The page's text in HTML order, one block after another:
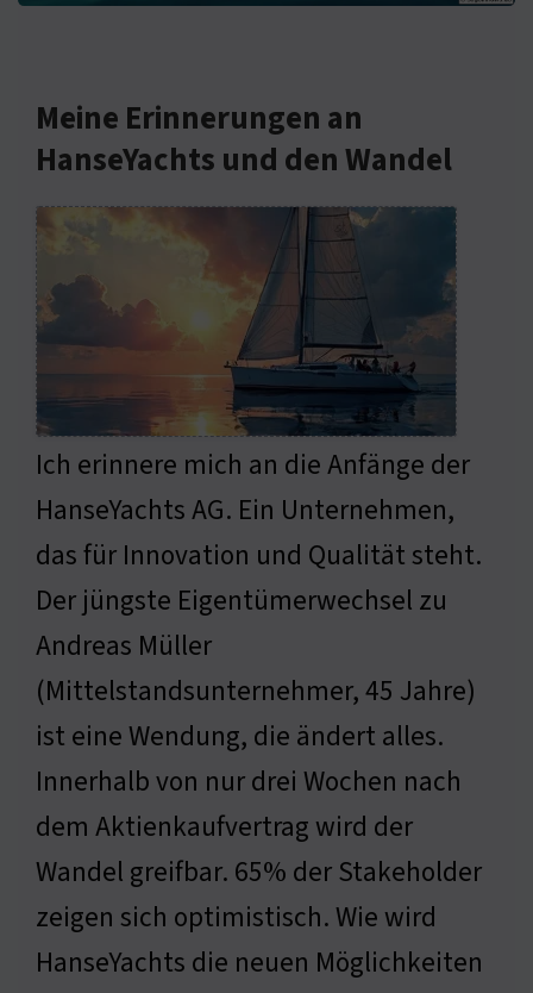
Meine Erinnerungen an
HanseYachts und den Wandel
Ich erinnere mich an die Anfänge der
HanseYachts AG. Ein Unternehmen,
das für Innovation und Qualität steht.
Der jüngste Eigentümerwechsel zu
Andreas Müller
(Mittelstandsunternehmer, 45 Jahre)
ist eine Wendung, die ändert alles.
Innerhalb von nur drei Wochen nach
dem Aktienkaufvertrag wird der
Wandel greifbar. 65% der Stakeholder
zeigen sich optimistisch. Wie wird
HanseYachts die neuen Möglichkeiten